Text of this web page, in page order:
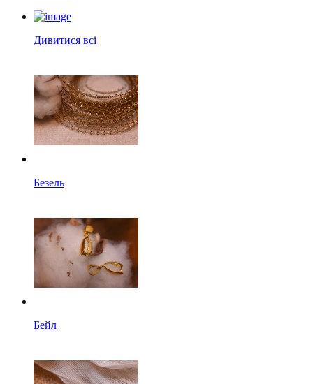
Дивитися всі
Безель
Бейл